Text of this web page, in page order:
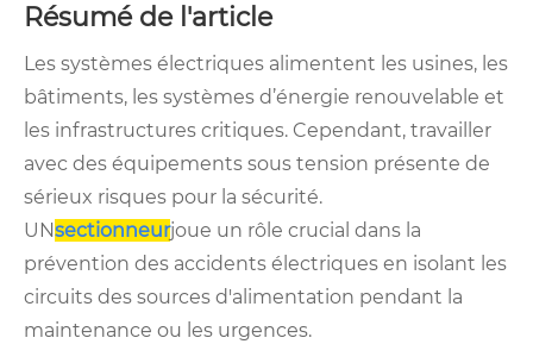
Résumé de l'article
Les systèmes électriques alimentent les usines, les
bâtiments, les systèmes d’énergie renouvelable et
les infrastructures critiques. Cependant, travailler
avec des équipements sous tension présente de
sérieux risques pour la sécurité.
UNsectionneurjoue un rôle crucial dans la
prévention des accidents électriques en isolant les
circuits des sources d'alimentation pendant la
maintenance ou les urgences.